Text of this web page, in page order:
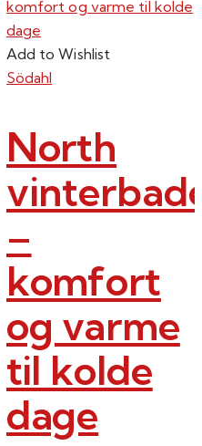
Add to Wishlist
Södahl
North
–
komfort
og varme
til kolde
dage